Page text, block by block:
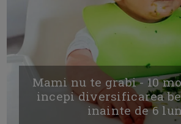
Mami nu te grabi - 10
incepi diversificarea
inainte de 6